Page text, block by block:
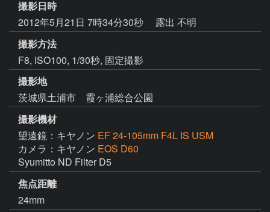
撮影日時
2012年5月21日 7時34分30秒
露出 不明
撮影方法
F8, ISO100, 1/30秒, 固定撮影
撮影地
茨城県土浦市 霞ヶ浦総合公園
撮影機材
望遠鏡：キヤノン EF 24-105mm F4L IS USM
カメラ：キヤノン EOS D60
Syumitto ND Filter D5
焦点距離
24mm